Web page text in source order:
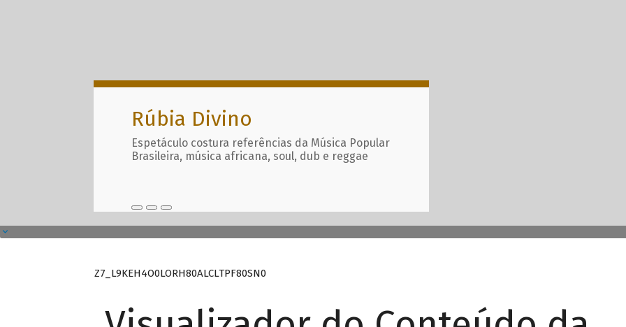
Rúbia Divino
Espetáculo costura referências da Música Popular
Brasileira, música africana, soul, dub e reggae
Z7_L9KEH4O0LORH80ALCLTPF80SN0